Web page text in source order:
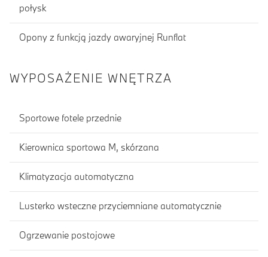
połysk
Opony z funkcją jazdy awaryjnej Runflat
WYPOSAŻENIE WNĘTRZA
Sportowe fotele przednie
Kierownica sportowa M, skórzana
Klimatyzacja automatyczna
Lusterko wsteczne przyciemniane automatycznie
Ogrzewanie postojowe